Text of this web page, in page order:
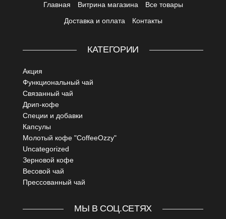
Главная Витрина магазина
Все товары
Доставка и оплата
Контакты
КАТЕГОРИИ
Акция
Функциональный чай
Связанный чай
Дрип-кофе
Специи и добавки
Капсулы
Молотый кофе "CoffeeOzzy"
Uncategorized
Зерновой кофе
Весовой чай
Прессованный чай
МЫ В СОЦ.СЕТЯХ